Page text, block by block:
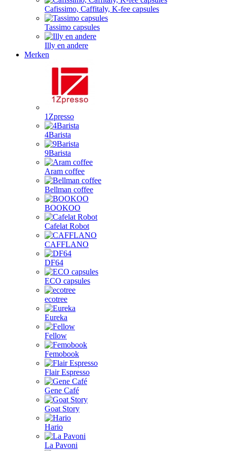
Cafissimo, Caffitaly, K-fee capsules
Tassimo capsules
Illy en andere
Merken
1Zpresso
4Barista
9Barista
Aram coffee
Bellman coffee
BOOKOO
Cafelat Robot
CAFFLANO
DF64
ECO capsules
ecotree
Eureka
Fellow
Femobook
Flair Espresso
Gene Café
Goat Story
Hario
La Pavoni